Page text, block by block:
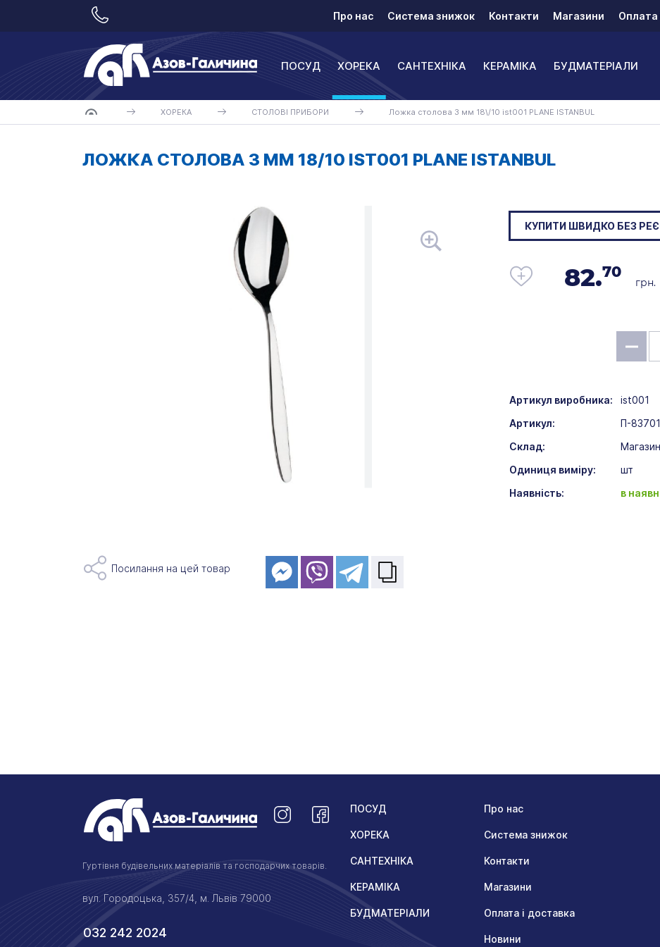
Про нас Система знижок Контакти Магазини Оплата
ПОСУД ХОРЕКА САНТЕХНІКА КЕРАМІКА БУДМАТЕРІАЛИ
ХОРЕКА СТОЛОВІ ПРИБОРИ Ложка столова 3 мм 18\/10 ist001 PLANE ISTANBUL
ЛОЖКА СТОЛОВА 3 ММ 18/10 IST001 PLANE ISTANBUL
КУПИТИ ШВИДКО БЕЗ
82.70
грн.
Артикул виробника:
ist001
Артикул:
П-
Склад:
Одиниця виміру:
шт
Наявність:
в
Посилання на цей товар
Гуртівня будівельних матеріалів та господарчих товарів.
вул. Городоцька, 357/4, м. Львів 79000
032 242 2024
ПОСУД
ХОРЕКА
САНТЕХНІКА
КЕРАМІКА
БУДМАТЕРІАЛИ
Про нас
Система знижок
Контакти
Магазини
Оплата і доставка
Новини